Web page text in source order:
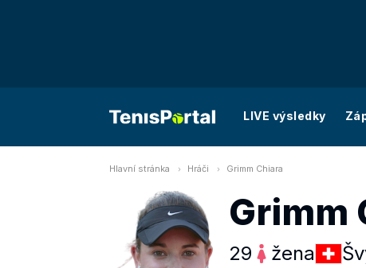
LIVE výsledky
Hlavní stránka Hráči Grimm Chiara
Grimm
29 žena